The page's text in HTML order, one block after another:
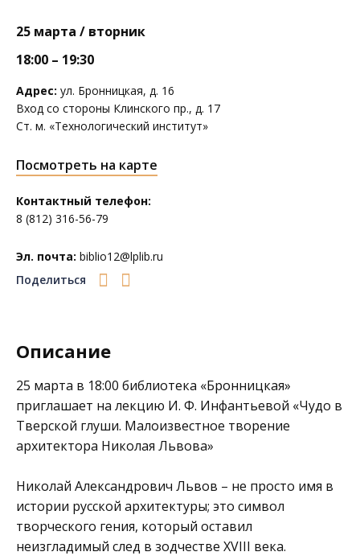
25 марта / вторник
18:00 – 19:30
Адрес: ул. Бронницкая, д. 16
Вход со стороны Клинского пр., д. 17
Ст. м. «Технологический институт»
Посмотреть на карте
Контактный телефон:
8 (812) 316-56-79
Эл. почта: biblio12@lplib.ru
Поделиться
Описание
25 марта в 18:00 библиотека «Бронницкая»
приглашает на лекцию И. Ф. Инфантьевой «Чудо в
Тверской глуши. Малоизвестное творение
архитектора Николая Львова»
Николай Александрович Львов – не просто имя в
истории русской архитектуры; это символ
творческого гения, который оставил
неизгладимый след в зодчестве XVIII века.